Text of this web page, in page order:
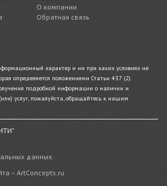
О компании
Обратная связь
характер и ни при каких условиях не
определяется положениями Статьи 437 (2)
подробной информации о наличии и
услуг, пожалуйста, обращайтесь к нашим
данных.
– ArtConcepts.ru